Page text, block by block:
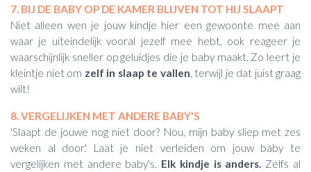
7. BIJ DE BABY OP DE KAMER BLIJVEN TOT HIJ SLAAPT
Niet alleen wen je jouw kindje hier een gewoonte mee aan
waar je uiteindelijk vooral jezelf mee hebt, ook reageer je
waarschijnlijk sneller op geluidjes die je baby maakt. Zo leert je
kleintje niet om zelf in slaap te vallen, terwijl je dat juist graag
wilt!
8. VERGELIJKEN MET ANDERE BABY'S
'Slaapt de jouwe nog niet door? Nou, mijn baby sliep met zes
weken al door.' Laat je niet verleiden om jouw baby te
vergelijken met andere baby's. Elk kindje is anders. Zelfs al